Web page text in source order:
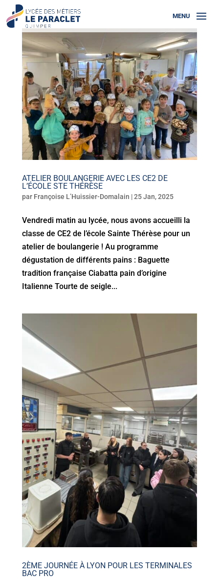
ATELIER BOULANGERIE AVEC LES CE2 DE
L’ÉCOLE STE THÉRÈSE
par Françoise L’Huissier-Domalain |25 Jan, 2025
Vendredi matin au lycée, nous avons accueilli la
classe de CE2 de l’école Sainte Thérèse pour un
atelier de boulangerie ! Au programme
dégustation de différents pains : Baguette
tradition française Ciabatta pain d’origine
Italienne Tourte de seigle...
2ÈME JOURNÉE À LYON POUR LES TERMINALES
BAC PRO